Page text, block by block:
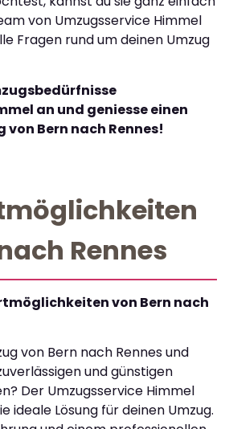
von Umzugsservice Himmel
Fragen rund um deinen Umzug
an und geniesse einen
Bern nach Rennes!
Rennes
von Bern nach
von Bern nach Rennes und
und günstigen
Der Umzugsservice Himmel
ideale Lösung für deinen Umzug.